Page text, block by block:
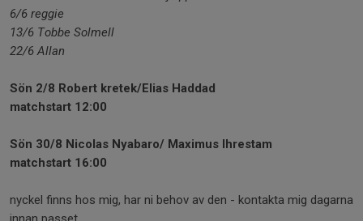
6/6 reggie
13/6 Tobbe Solmell
22/6 Allan
Sön 2/8 Robert kretek/Elias Haddad
matchstart 12:00
Sön 30/8 Nicolas Nyabaro/ Maximus Ihrestam
matchstart 16:00
nyckel finns hos mig, har ni behov av den - kontakta mig dagarna